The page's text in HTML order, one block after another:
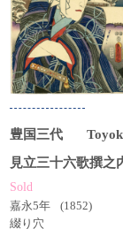
豊国三代
見立三十六歌撰
Sold
嘉永5年
(1852)
綴り穴